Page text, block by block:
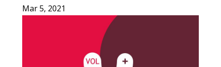
Mar 5, 2021